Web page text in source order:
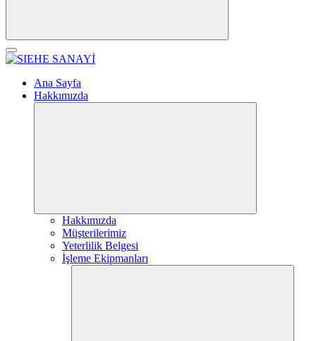
Ana Sayfa
Hakkımızda
Hakkımızda
Müşterilerimiz
Yeterlilik Belgesi
İşleme Ekipmanları